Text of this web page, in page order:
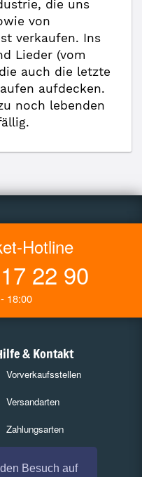
Besuch auf
die uns
von
verkaufen. Ins
Lieder (vom
auch die letzte
aufdecken.
noch lebenden
Hotline
22 90
18:00
& Kontakt
Vorverkaufsstellen
Versandarten
Zahlungsarten